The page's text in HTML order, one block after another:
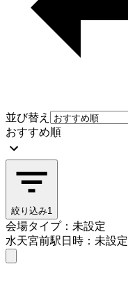
並び替え
おすすめ順
絞り込み1
会場タイプ：未設定
水天宮前駅日時：未設定